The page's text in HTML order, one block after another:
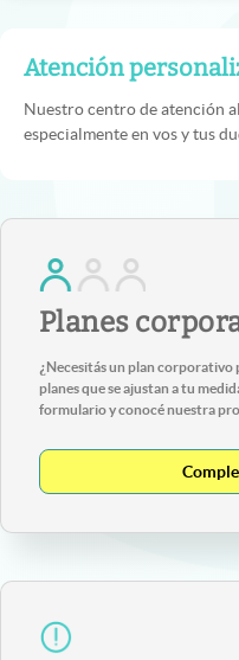
Atención
Nuestro centro de atención
especialmente en vos y tus
Planes
¿Necesitás un plan corporativo
planes que se ajustan a tu
formulario y conocé nuestra